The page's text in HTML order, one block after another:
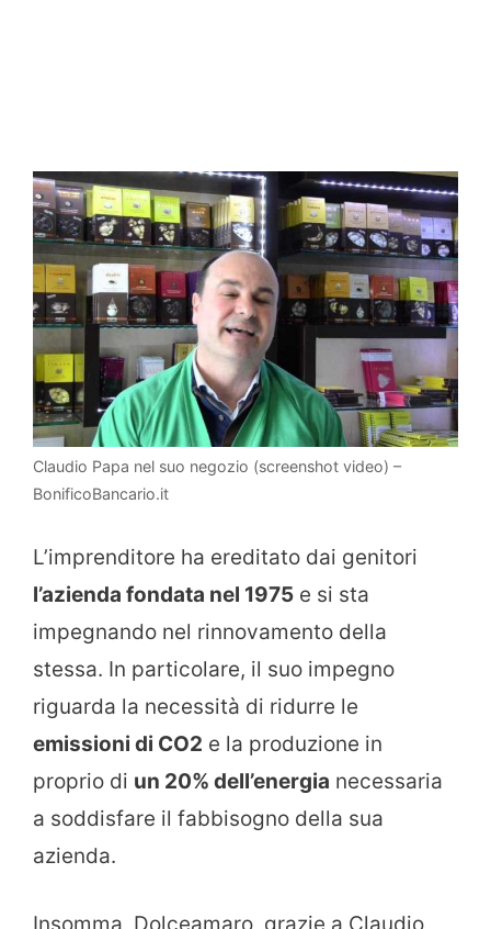
Claudio Papa nel suo negozio (screenshot video) –
BonificoBancario.it
L’imprenditore ha ereditato dai genitori
l’azienda fondata nel 1975 e si sta
impegnando nel rinnovamento della
stessa. In particolare, il suo impegno
riguarda la necessità di ridurre le
emissioni di CO2 e la produzione in
proprio di un 20% dell’energia necessaria
a soddisfare il fabbisogno della sua
azienda.